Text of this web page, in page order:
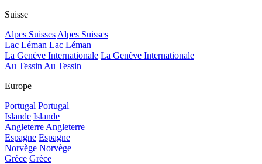
Suisse
Alpes Suisses Alpes Suisses
Lac Léman Lac Léman
La Genève Internationale La Genève Internationale
Au Tessin Au Tessin
Europe
Portugal Portugal
Islande Islande
Angleterre Angleterre
Espagne Espagne
Norvège Norvège
Grèce Grèce